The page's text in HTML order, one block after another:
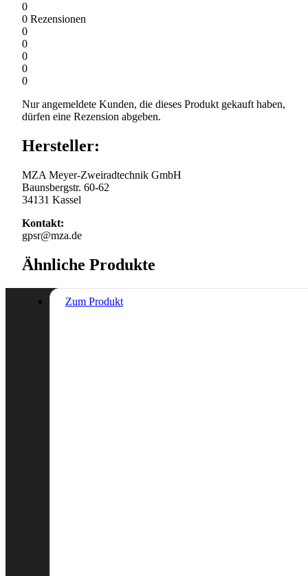
0
0 Rezensionen
0
0
0
0
0
Nur angemeldete Kunden, die dieses Produkt gekauft haben,
dürfen eine Rezension abgeben.
Hersteller:
MZA Meyer-Zweiradtechnik GmbH
Baunsbergstr. 60-62
34131 Kassel
Kontakt:
gpsr@mza.de
Ähnliche Produkte
Zum Produkt